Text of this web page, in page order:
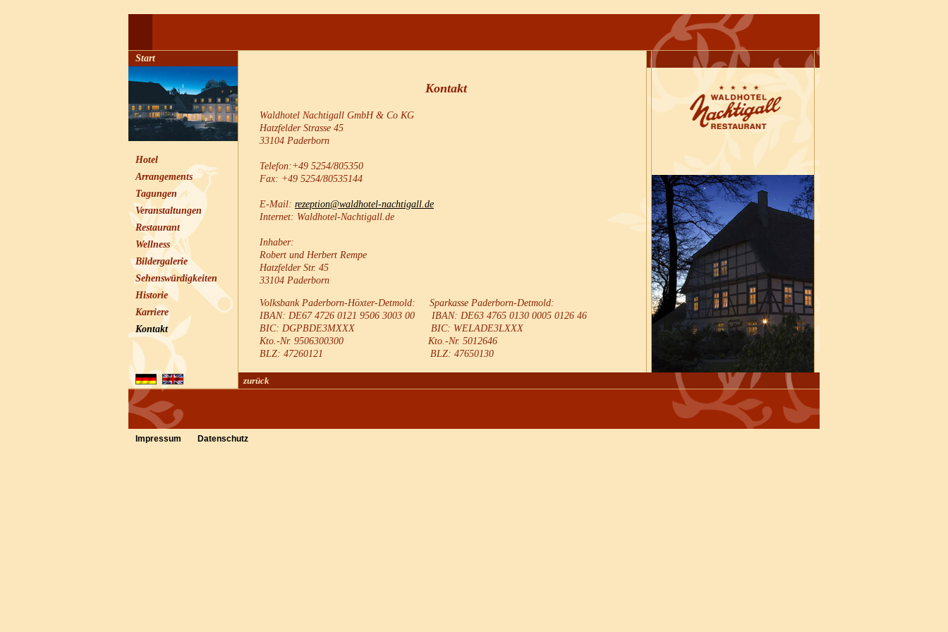
Kontakt
Waldhotel Nachtigall GmbH & Co KG
Hatzfelder Strasse 45
33104 Paderborn
Telefon:+49 5254/805350
Fax: +49 5254/80535144
E-Mail: rezeption@waldhotel-nachtigall.de
Internet: Waldhotel-Nachtigall.de
Inhaber:
Robert und Herbert Rempe
Hatzfelder Str. 45
33104 Paderborn
Volksbank Paderborn-Höxter-Detmold: Sparkasse Paderborn-Detmold:
IBAN: DE67 4726 0121 9506 3003 00 IBAN: DE63 4765 0130 0005 0126 46
BIC: DGPBDE3MXXX BIC: WELADE3LXXX
Kto.-Nr. 9506300300 Kto.-Nr. 5012646
BLZ: 47260121 BLZ: 47650130
Start
Hotel
Arrangements
Tagungen
Veranstaltungen
Restaurant
Wellness
Bildergalerie
Sehenswürdigkeiten
Historie
Karriere
Kontakt
zurück
Impressum Datenschutz